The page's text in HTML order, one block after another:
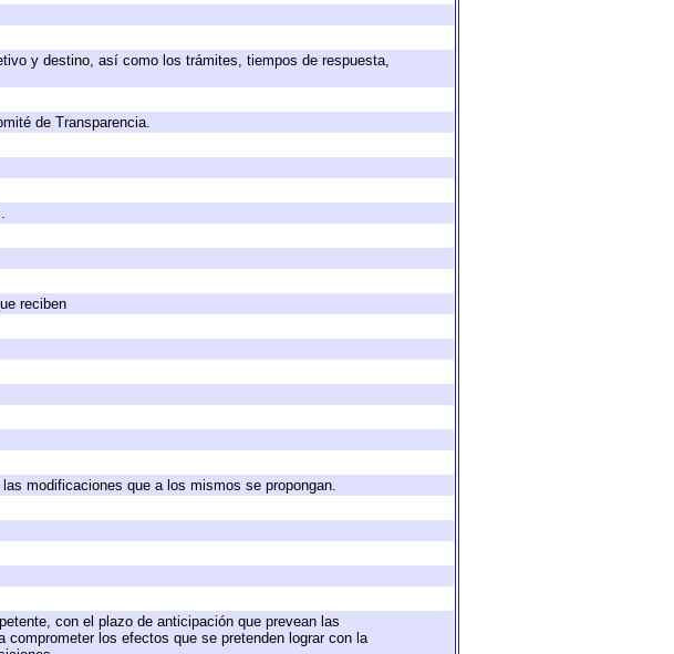
y destino, así como los trámites, tiempos de respuesta,
de Transparencia.
reciben
modificaciones que a los mismos se propongan.
con el plazo de anticipación que prevean las
los efectos que se pretenden lograr con la